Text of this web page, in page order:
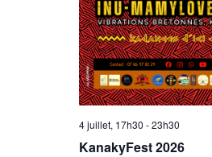
4 juillet, 17h30 -23h30
KanakyFest 2026